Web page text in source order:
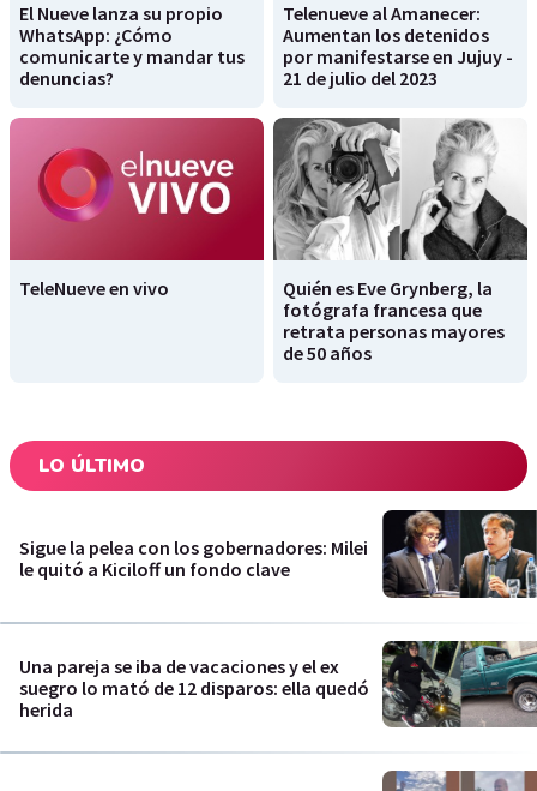
El Nueve lanza su propio
WhatsApp: ¿Cómo
comunicarte y mandar tus
denuncias?
Telenueve al Amanecer:
Aumentan los detenidos
por manifestarse en Jujuy -
21 de julio del 2023
TeleNueve en vivo
Quién es Eve Grynberg, la
fotógrafa francesa que
retrata personas mayores
de 50 años
LO ÚLTIMO
Sigue la pelea con los gobernadores: Milei
le quitó a Kiciloff un fondo clave
Una pareja se iba de vacaciones y el ex
suegro lo mató de 12 disparos: ella quedó
herida